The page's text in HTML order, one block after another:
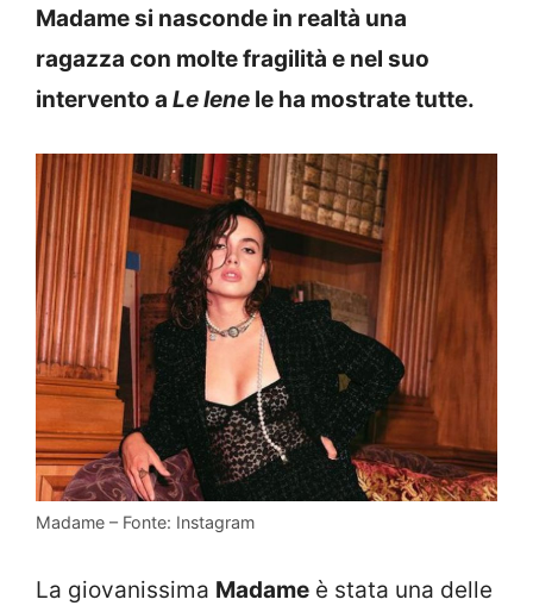
Madame si nasconde in realtà una
ragazza con molte fragilità e nel suo
intervento a Le Iene le ha mostrate tutte.
Madame – Fonte: Instagram
La giovanissima Madame è stata una delle